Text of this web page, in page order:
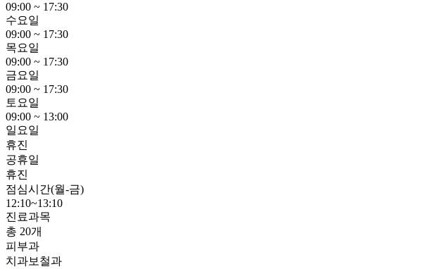
09:00 ~ 17:30
수요일
09:00 ~ 17:30
목요일
09:00 ~ 17:30
금요일
09:00 ~ 17:30
토요일
09:00 ~ 13:00
일요일
휴진
공휴일
휴진
점심시간(월-금)
12:10~13:10
진료과목
총 20개
피부과
치과보철과